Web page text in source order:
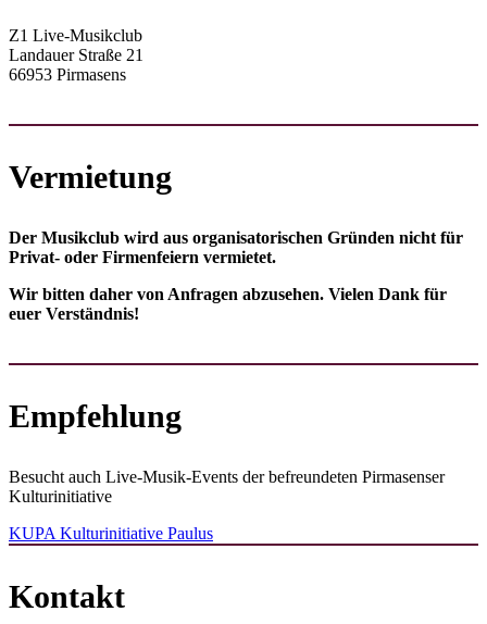
Z1 Live-Musikclub
Landauer Straße 21
66953 Pirmasens
Vermietung
Der Musikclub wird aus orga­nisa­torischen Gründen nicht für
Privat- oder Firmen­feiern vermietet.
Wir bitten daher von Anfragen abzusehen. Vielen Dank für
euer Verständnis!
Empfehlung
Besucht auch Live-Musik-Events der befreundeten Pirmasenser
Kulturinitiative
KUPA Kulturinitiative Paulus
Kontakt